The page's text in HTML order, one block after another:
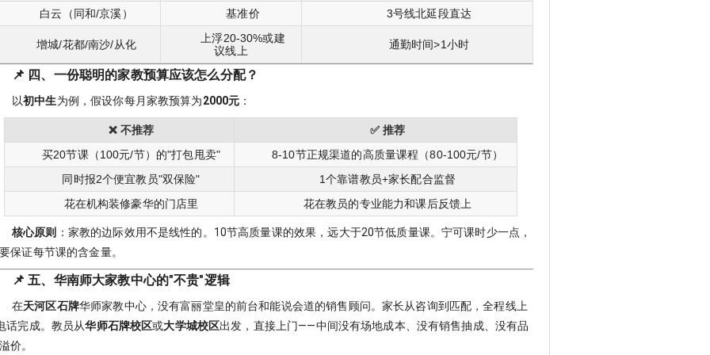
白云（同和/京溪）
基准价 3号线北延段直达
增城/花都/南沙/从化
上浮20-30%或建
议线上
通勤时间>1小时
📌 四、一份聪明的家教预算应该怎么分配？
以初中生为例，假设你每月家教预算为2000元 ：
❌ 不推荐
✅ 推荐
买20节课（100元/节）的"打包甩卖"
8-10节正规渠道的高质量课程（80-100元/节）
同时报2个便宜教员"双保险"
1个靠谱教员+家长配合监督
花在机构装修豪华的门店里
花在教员的专业能力和课后反馈上
核心原则
：家教的边际效用不是线性的。10节高质量课的效果，远大于20节低质量课。宁可课时少一点，
保证每节课的含金量。
📌 五、华南师大家教中心的"不贵"逻辑
在天河区石牌华师家教中心，没有富丽堂皇的前台和能说会道的销售顾问。家长从咨询到匹配，全程线上
话完成。教员从华师石牌校区或大学城校区出发，直接上门——中间没有场地成本、没有销售抽成、没有品
价。